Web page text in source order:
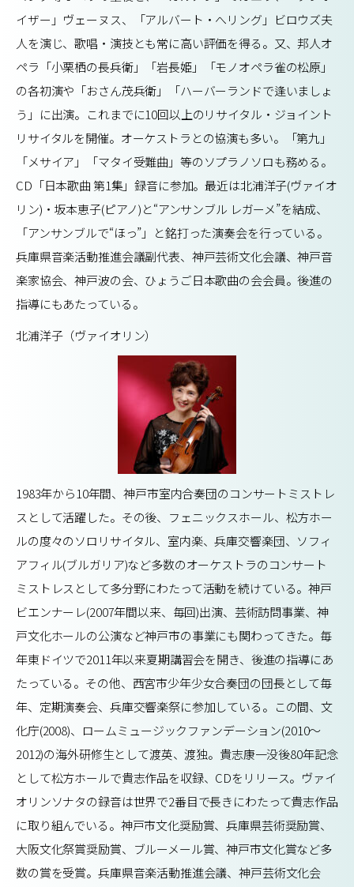
イザー」ヴェーヌス、「アルバート・へリング」ビロウズ夫
人を演じ、歌唱・演技とも常に高い評価を得る。又、邦人オ
ペラ「小栗栖の長兵衛」「岩長姫」「モノオペラ雀の松原」
の各初演や「おさん茂兵衛」「ハーバーランドで逢いましょ
う」に出演。これまでに10回以上のリサイタル・ジョイント
リサイタルを開催。オーケストラとの協演も多い。「第九」
「メサイア」「マタイ受難曲」等のソプラノソロも務める。
CD「日本歌曲 第1集」録音に参加。最近は北浦洋子(ヴァイオ
リン)・坂本恵子(ピアノ)と“アンサンブル レガーメ”を結成、
「アンサンブルで“ほっ”」と銘打った演奏会を行っている。
兵庫県音楽活動推進会議副代表、神戸芸術文化会議、神戸音
楽家協会、神戸波の会、ひょうご日本歌曲の会会員。後進の
指導にもあたっている。
北浦洋子（ヴァイオリン）
1983年から10年間、神戸市室内合奏団のコンサートミストレ
スとして活躍した。その後、フェニックスホール、松方ホー
ルの度々のソロリサイタル、室内楽、兵庫交響楽団、ソフィ
アフィル(ブルガリア)など多数のオーケストラのコンサート
ミストレスとして多分野にわたって活動を続けている。神戸
ビエンナーレ(2007年間以来、毎回)出演、芸術訪問事業、神
戸文化ホールの公演など神戸市の事業にも関わってきた。毎
年東ドイツで2011年以来夏期講習会を開き、後進の指導にあ
たっている。その他、西宮市少年少女合奏団の団長として毎
年、定期演奏会、兵庫交響楽祭に参加している。この間、文
化庁(2008)、ロームミュージックファンデーション(2010～
2012)の海外研修生として渡英、渡独。貴志康一没後80年記念
として松方ホールで貴志作品を収録、CDをリリース。ヴァイ
オリンソナタの録音は世界で2番目で長きにわたって貴志作品
に取り組んでいる。神戸市文化奨励賞、兵庫県芸術奨励賞、
大阪文化祭賞奨励賞、ブルーメール賞、神戸市文化賞など多
数の賞を受賞。兵庫県音楽活動推進会議、神戸芸術文化会